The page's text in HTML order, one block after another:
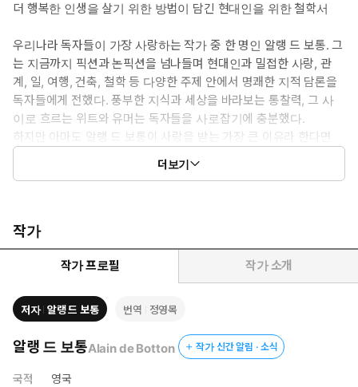
더 행복한 인생을 살기 위한 방법이 담긴 현대인을 위한 철학서
우리나라 독자들이 가장 사랑하는 작가 중 한 명인 알랭 드 보통. 그
는 지금까지 픽션과 논픽션을 넘나들며 현대인과 밀접한 사랑, 관
계, 일, 여행, 건축, 철학 등 다양한 주제 안에서 명쾌한 지적 담론을
독자들에게 전했다. 풍부한 지식과 세상을 바라보는 통찰력, 그 사
이로 흐르는 위트와 유머는 독자들을 사로잡기에 충분했다.
하지만 아마도 알랭 드 보통이 사랑을 받는 가장 큰 이유라 한다면
그가 ‘일상의 철학자’이기 때문이다. 그는 내놓는 작품마다 쉬운 일상
의 언어를 통해 철학적 분석과 심오한 심리를 표현하고, 그 언어들은
를 대표하는 철학자인지 여실히 보여준다.
더보기
작가
작가 프로필 작가 소개
저자 알랭 드 보통 번역 정영목
알랭 드 보통Alain de Botton 작가 신간 알림 · 소식
국적
영국